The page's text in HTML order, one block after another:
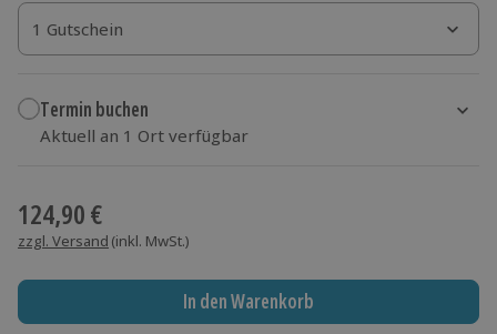
1 Gutschein
1 Gutschein
1 Gutschein
Termin buchen
Aktuell an 1 Ort verfügbar
124,90 €
zzgl. Versand (inkl. MwSt.)
In den Warenkorb